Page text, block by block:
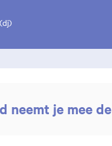
(dj)
neemt je mee